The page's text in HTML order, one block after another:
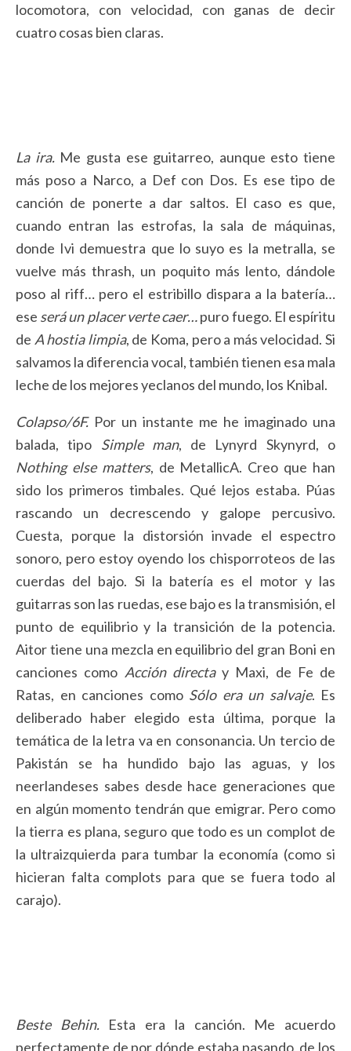
locomotora, con velocidad, con ganas de decir
cuatro cosas bien claras.
La ira.Me gusta ese guitarreo, aunque esto tiene
más poso a Narco, a Def con Dos. Es ese tipo de
canción de ponerte a dar saltos. El caso es que,
cuando entran las estrofas, la sala de máquinas,
donde Ivi demuestra que lo suyo es la metralla, se
vuelve más thrash, un poquito más lento, dándole
poso al riff… pero el estribillo dispara a la batería…
ese será un placer verte caer…puro fuego. El espíritu
de A hostia limpia, de Koma, pero a más velocidad. Si
salvamos la diferencia vocal, también tienen esa mala
leche de los mejores yeclanos del mundo, los Knibal.
Colapso/6F.Por un instante me he imaginado una
balada, tipo Simple man, de Lynyrd Skynyrd, o
Nothing else matters, de MetallicA. Creo que han
sido los primeros timbales. Qué lejos estaba. Púas
rascando un decrescendo y galope percusivo.
Cuesta, porque la distorsión invade el espectro
sonoro, pero estoy oyendo los chisporroteos de las
cuerdas del bajo. Si la batería es el motor y las
guitarras son las ruedas, ese bajo es la transmisión, el
punto de equilibrio y la transición de la potencia.
Aitor tiene una mezcla en equilibrio del gran Boni en
canciones como Acción directay Maxi, de Fe de
Ratas, en canciones como Sólo era un salvaje. Es
deliberado haber elegido esta última, porque la
temática de la letra va en consonancia. Un tercio de
Pakistán se ha hundido bajo las aguas, y los
neerlandeses sabes desde hace generaciones que
en algún momento tendrán que emigrar. Pero como
la tierra es plana, seguro que todo es un complot de
la ultraizquierda para tumbar la economía (como si
hicieran falta complots para que se fuera todo al
carajo).
Beste Behin. Esta era la canción. Me acuerdo
perfectamente de por dónde estaba pasando, de los